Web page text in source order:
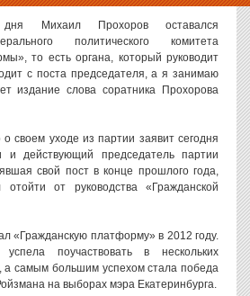
Михаил Прохоров оставался
политического комитета
то есть органа, который руководит
с поста председателя, а я занимаю
издание слова соратника Прохорова
о своем уходе из партии заявит сегодня
и действующий председатель партии
свой пост в конце прошлого года,
от руководства «Гражданской
«Гражданскую платформу» в 2012 году.
поучаствовать в нескольких
а самым большим успехом стала победа
на выборах мэра Екатеринбурга.